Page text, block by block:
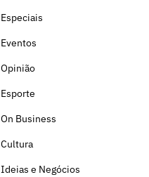
Especiais
Eventos
Opinião
Esporte
On Business
Cultura
Ideias e Negócios